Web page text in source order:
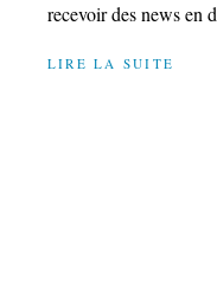
recevoir des news en
LIRE LA SUITE